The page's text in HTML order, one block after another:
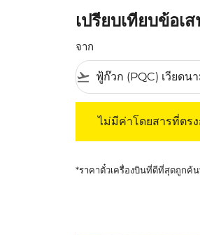
เปรียบเทียบข้อเ
จาก
flight_takeoff
ไม่มีค่าโดยสารที่ตร
*ราคาตั๋วเครื่องบินที่ดีที่สุดถูกค้